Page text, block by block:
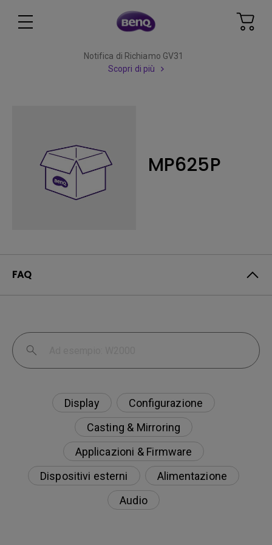
Notifica di Richiamo GV31
Scopri di più
MP625P
FAQ
Display
Configurazione
Casting & Mirroring
Applicazioni & Firmware
Dispositivi esterni
Alimentazione
Audio